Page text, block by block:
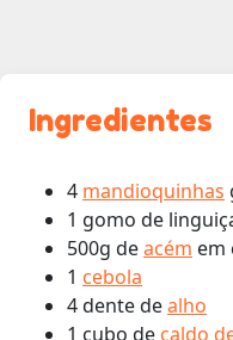
Ingredientes
4 mandioquinhas
1 gomo de
500g deacém em
1 cebola
4 dente dealho
1 cubo de caldo